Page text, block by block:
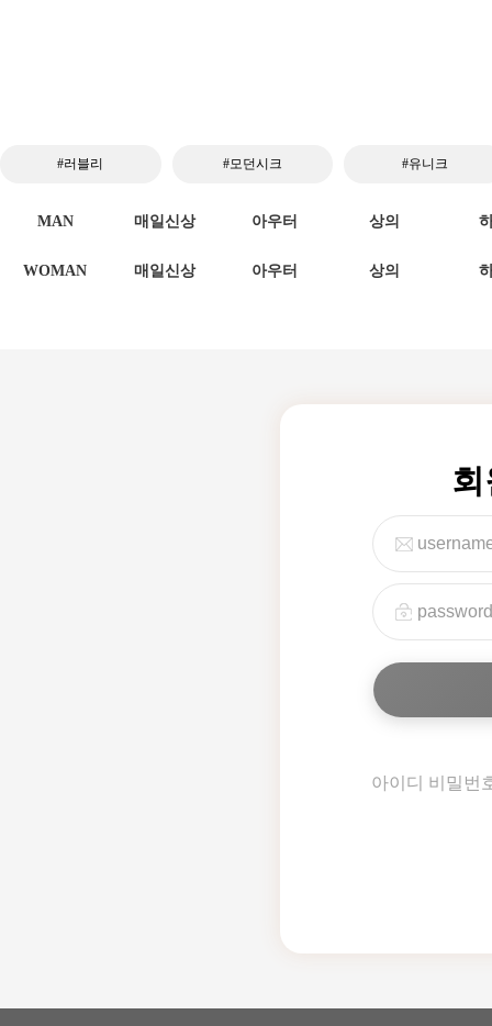
#러블리 #모던시크 #유니크
MAN 매일신상 아우터 상의
WOMAN 매일신상 아우터 상의
아이디 비밀번